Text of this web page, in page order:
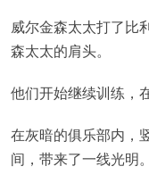
威尔金森太太打了比
森太太的肩头。
他们开始继续训练，
在灰暗的俱乐部内，
间，带来了一线光明。